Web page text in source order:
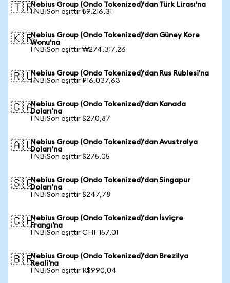
🇹🇷Nebius Group (Ondo Tokenized)'dan Türk Lirası'na
1 NBISon eşittir ₺9.216,31
🇰🇷Nebius Group (Ondo Tokenized)'dan Güney Kore
Wonu'na
1 NBISon eşittir ₩274.317,26
🇷🇺Nebius Group (Ondo Tokenized)'dan Rus Rublesi'na
1 NBISon eşittir ₽16.037,63
🇨🇦Nebius Group (Ondo Tokenized)'dan Kanada
Doları'na
1 NBISon eşittir $270,87
🇦🇺Nebius Group (Ondo Tokenized)'dan Avustralya
Doları'na
1 NBISon eşittir $275,05
🇸🇬Nebius Group (Ondo Tokenized)'dan Singapur
Doları'na
1 NBISon eşittir $247,78
🇨🇭Nebius Group (Ondo Tokenized)'dan İsviçre
Frangı'na
1 NBISon eşittir CHF 157,01
🇧🇷Nebius Group (Ondo Tokenized)'dan Brezilya
Reali'na
1 NBISon eşittir R$990,04